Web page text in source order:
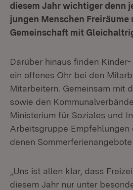
diesem Jahr wichtiger denn
jungen Menschen
Gemeinschaft mit
Darüber hinaus finden
ein offenes Ohr bei den
Mitarbeitern. Gemeinsam mit
sowie den
Ministerium für Soziales und
Arbeitsgruppe Empfehlungen
denen
„Uns ist allen klar, dass
diesem Jahr nur unter